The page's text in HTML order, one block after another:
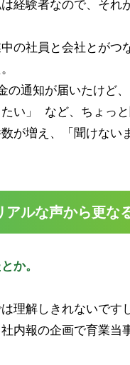
経験者なので、そ
の社員と会社とが
の通知が届いたけど
い」 など、ちょっ
が増え、「聞けない
アルな声から更な
か。
理解しきれないです
内報の企画で育業当